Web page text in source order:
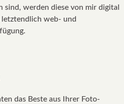
sind, werden diese von mir digital
web- und
das Beste aus Ihrer Foto-